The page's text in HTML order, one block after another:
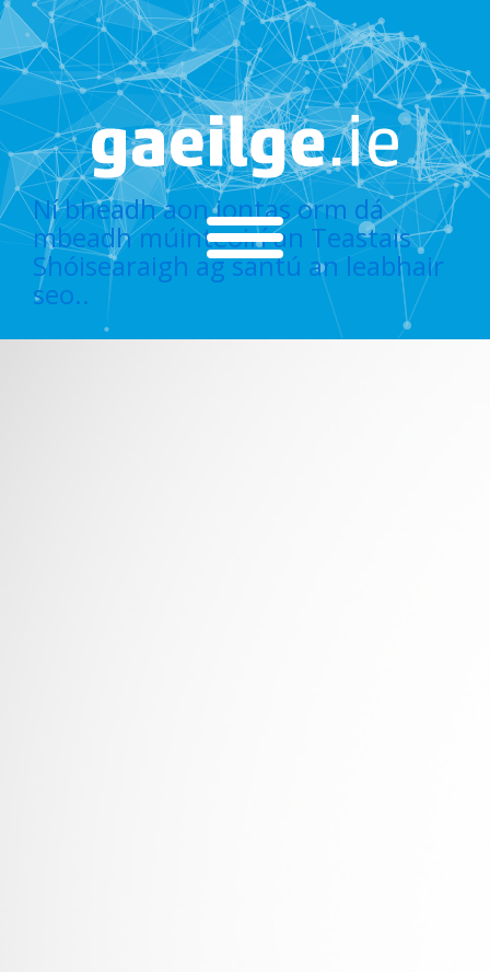
Ní bheadh aon iontas orm dá
mbeadh múinteoirí an Teastais
Shóisearaigh ag santú an leabhair
seo..